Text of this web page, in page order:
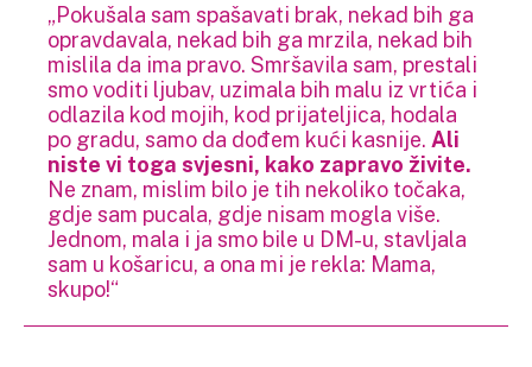
„Pokušala sam spašavati brak, nekad bih ga
opravdavala, nekad bih ga mrzila, nekad bih
mislila da ima pravo. Smršavila sam, prestali
smo voditi ljubav, uzimala bih malu iz vrtića i
odlazila kod mojih, kod prijateljica, hodala
po gradu, samo da dođem kući kasnije. Ali
niste vi toga svjesni, kako zapravo živite.
Ne znam, mislim bilo je tih nekoliko točaka,
gdje sam pucala, gdje nisam mogla više.
Jednom, mala i ja smo bile u DM-u, stavljala
sam u košaricu, a ona mi je rekla: Mama,
skupo!“